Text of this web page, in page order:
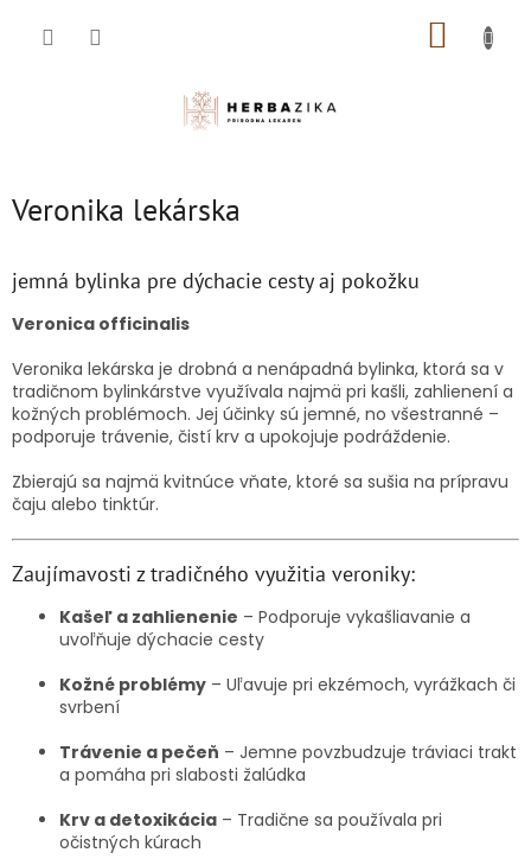
Veronika lekárska
jemná bylinka pre dýchacie cesty aj pokožku
Veronica officinalis
Veronika lekárska je drobná a nenápadná bylinka, ktorá sa v
tradičnom bylinkárstve využívala najmä pri kašli, zahlienení a
kožných problémoch. Jej účinky sú jemné, no všestranné –
podporuje trávenie, čistí krv a upokojuje podráždenie.
Zbierajú sa najmä kvitnúce vňate, ktoré sa sušia na prípravu
čaju alebo tinktúr.
Zaujímavosti z tradičného využitia veroniky:
Kašeľ a zahlienenie – Podporuje vykašliavanie a
uvoľňuje dýchacie cesty
Kožné problémy – Uľavuje pri ekzémoch, vyrážkach či
svrbení
Trávenie a pečeň – Jemne povzbudzuje tráviaci trakt
a pomáha pri slabosti žalúdka
Krv a detoxikácia – Tradične sa používala pri
očistných kúrach